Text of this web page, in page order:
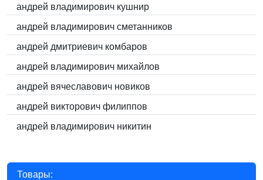
андрей владимирович кушнир
андрей владимирович сметанников
андрей дмитриевич комбаров
андрей владимирович михайлов
андрей вячеславович новиков
андрей викторович филиппов
андрей владимирович никитин
Товары: